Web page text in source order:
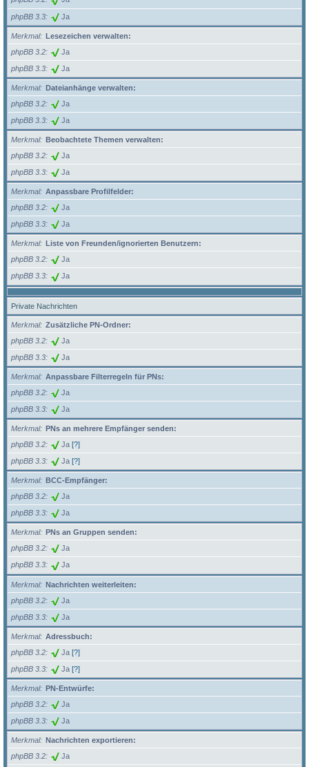
phpBB 3.3 Ja
Merkmal
Lesezeichen verwalten:
phpBB 3.2
Ja
phpBB 3.3 Ja
Merkmal
Dateianhänge verwalten:
phpBB 3.2
Ja
phpBB 3.3 Ja
Merkmal
Beobachtete Themen verwalten:
phpBB 3.2
Ja
phpBB 3.3 Ja
Merkmal
Anpassbare Profilfelder:
phpBB 3.2
Ja
phpBB 3.3 Ja
Merkmal
Liste von Freunden/ignorierten Benutzern:
phpBB 3.2
Ja
phpBB 3.3 Ja
Private Nachrichten
Merkmal
Zusätzliche PN-Ordner:
phpBB 3.2
Ja
phpBB 3.3 Ja
Merkmal
Anpassbare Filterregeln für PNs:
phpBB 3.2
Ja
phpBB 3.3 Ja
Merkmal
PNs an mehrere Empfänger senden:
phpBB 3.2
Ja [?]
phpBB 3.3 Ja [?]
Merkmal
BCC-Empfänger:
phpBB 3.2
Ja
phpBB 3.3 Ja
Merkmal
PNs an Gruppen senden:
phpBB 3.2
Ja
phpBB 3.3 Ja
Merkmal
Nachrichten weiterleiten:
phpBB 3.2
Ja
phpBB 3.3 Ja
Merkmal
Adressbuch:
phpBB 3.2
Ja [?]
phpBB 3.3 Ja [?]
Merkmal
PN-Entwürfe:
phpBB 3.2
Ja
phpBB 3.3 Ja
Merkmal
Nachrichten exportieren:
phpBB 3.2
Ja